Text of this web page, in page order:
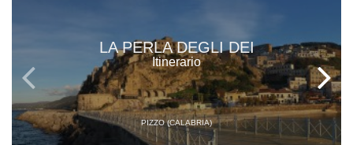
LA PERLA DEGLI DEI
Itinerario
PIZZO (CALABRIA)